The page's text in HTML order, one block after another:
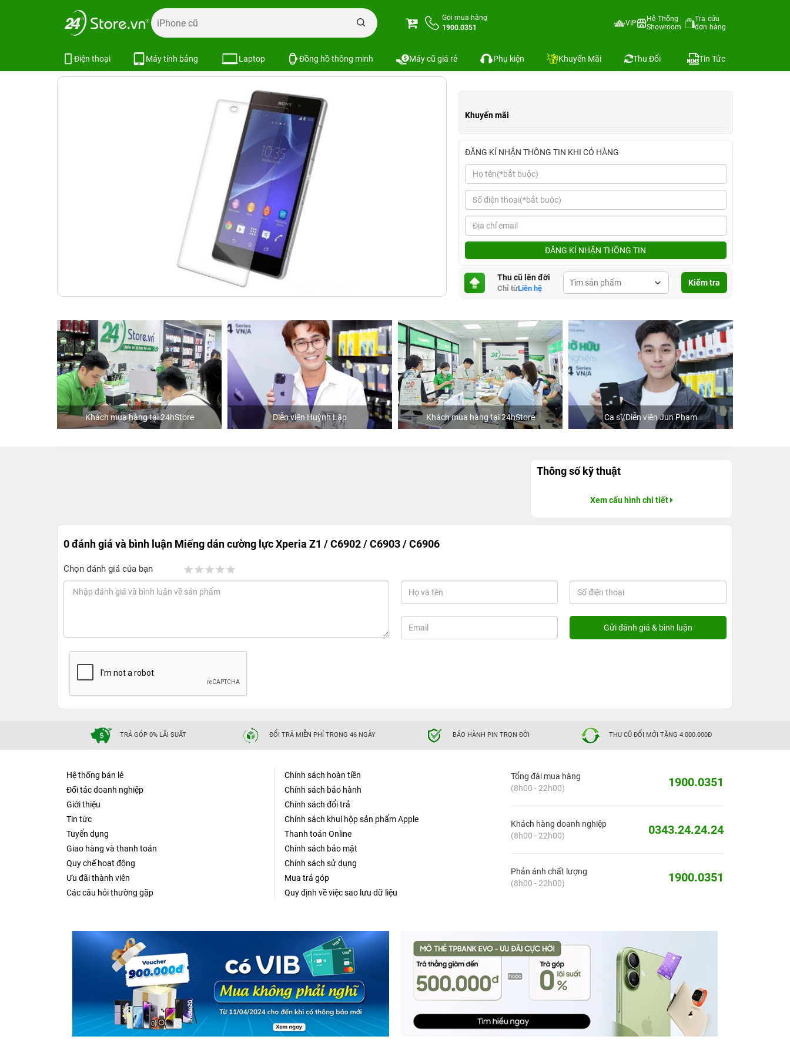
Gọi mua hàng
1900.0351
VIP
Hệ Thống
Showroom
Tra cứu
đơn hàng
Điện thoại Máy tính bảng Laptop Đồng hồ thông minh Máy cũ giá rẻ Phụ kiện Khuyến Mãi Thu Đổi Tin Tức
Trang chủ Dán cường lực Miếng dán cường lực Xperia Z1 / C6902 / C6903 / C6906
Khuyến mãi
ĐĂNG KÍ NHẬN THÔNG TIN KHI CÓ HÀNG
ĐĂNG KÍ NHẬN THÔNG TIN
Thu cũ lên đời
Chỉ từLiên hệ
Kiểm tra
Khách mua hàng tại 24hStore Diễn viên Huỳnh Lập Khách mua hàng tại 24hStore Ca sĩ/Diễn viên Jun Phạm
Thông số kỹ thuật
Xem cấu hình chi tiết
0 đánh giá và bình luận Miếng dán cường lực Xperia Z1 / C6902 / C6903 / C6906
Chọn đánh giá của bạn
TRẢ GÓP 0% LÃI SUẤT ĐỔI TRẢ MIỄN PHÍ TRONG 46 NGÀY BẢO HÀNH PIN TRỌN ĐỜI THU CŨ ĐỔI MỚI TẶNG 4.000.000Đ
Hệ thống bán lẻ
Đối tác doanh nghiệp
Giới thiệu
Tin tức
Tuyển dụng
Giao hàng và thanh toán
Quy chế hoạt động
Ưu đãi thành viên
Các câu hỏi thường gặp
Chính sách hoàn tiền
Chính sách bảo hành
Chính sách đổi trả
Chính sách khui hộp sản phẩm Apple
Thanh toán Online
Chính sách bảo mật
Chính sách sử dụng
Mua trả góp
Quy định về việc sao lưu dữ liệu
Tổng đài mua hàng
(8h00 - 22h00)
1900.0351
Khách hàng doanh nghiệp
(8h00 - 22h00)
0343.24.24.24
Phản ánh chất lượng
(8h00 - 22h00)
1900.0351